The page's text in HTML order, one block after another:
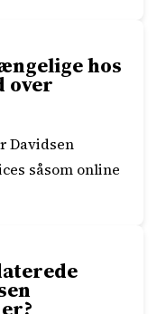
hos
over
Davidsen
såsom online